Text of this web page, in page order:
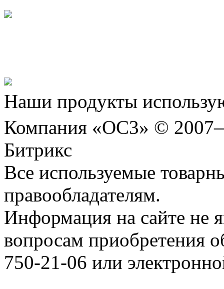
Наши продукты
Компания «ОС3» ©
Битрикс
Все используемые
правообладателям.
Информация на сайте не
вопросам приобретения
750-21-06 или